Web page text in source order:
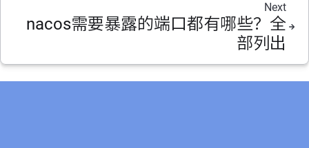
Next
nacos需要暴露的端口都有哪些？全
部列出